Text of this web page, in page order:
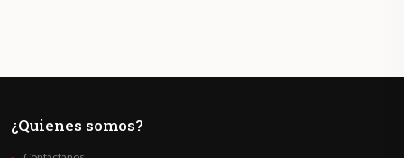
¿Quienes somos?